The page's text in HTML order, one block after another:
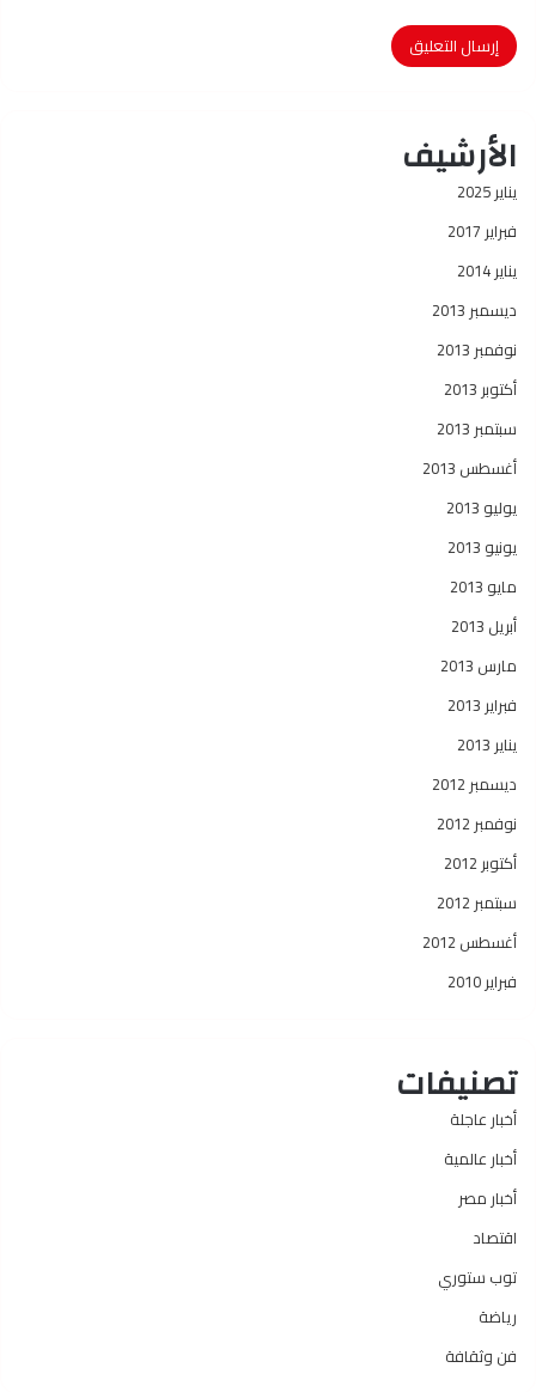
الأرشيف
يناير 2025
فبراير 2017
يناير 2014
ديسمبر 2013
نوفمبر 2013
أكتوبر 2013
سبتمبر 2013
أغسطس 2013
يوليو 2013
يونيو 2013
مايو 2013
أبريل 2013
مارس 2013
فبراير 2013
يناير 2013
ديسمبر 2012
نوفمبر 2012
أكتوبر 2012
سبتمبر 2012
أغسطس 2012
فبراير 2010
تصنيفات
أخبار عاجلة
أخبار عالمية
أخبار مصر
اقتصاد
توب ستوري
رياضة
فن وثقافة